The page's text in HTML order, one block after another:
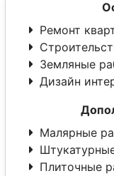
Ремонт
Земляные
Дизайн
Малярные
Плиточные